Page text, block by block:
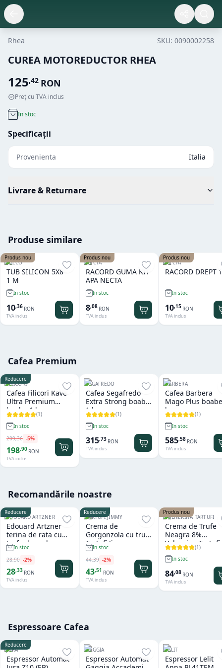
Rhea SKU: 0090002258
CUREA MOTOREDUCTOR RHEA
125,42 RON
Preț cu TVA inclus
In stoc
Specificații
Provenienta Italia
Livrare & Returnare
Produse similare
Produs nou
SAECO
TUB SILICON 5X8 -
1 M
In stoc
10,36 RON
TVA inclus
Produs nou
NECTA
RACORD GUMA KIT
APA NECTA
In stoc
8,08 RON
TVA inclus
Produs nou
NECTA
RACORD DREPT
In stoc
10,15 RON
TVA inclus
Cafea Premium
Reducere
FILICORI
Cafea Filicori Kave
Ultra Premium
boabe 1 kg
(1)
In stoc
209,36 -5%
198,90 RON
TVA inclus
SEGAFREDO
Cafea Segafredo
Extra Strong boabe
1 kg
(1)
In stoc
315,73 RON
TVA inclus
BARBERA
Cafea Barbera
Mago Plus
kg
(1)
In stoc
585,58 RON
TVA inclus
Recomandările noastre
Reducere
EDOUARD ARTZNER
Edouard Artzner
terina de rata cu
trufe de padure
100g
In stoc
28,90 -2%
28,33 RON
TVA inclus
Reducere
TARTUFI JIMMY
Crema de
Gorgonzola cu trufe
Tartufi Jimmy
In stoc
44,39 -2%
43,51 RON
TVA inclus
Produs nou
VALNERINA TARTUFI
Crema de Trufe
Neagra 8%
Valnerina Tartufi
500 gr
(1)
In stoc
84,08 RON
TVA inclus
Espressoare Cafea
Reducere
JURA
Espressor Automat
GAGGIA
Espressor Automat
LELIT
Espressor Lelit